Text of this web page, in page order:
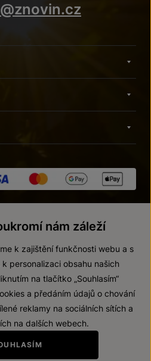
ZNOJMO, a. s.
o přístupnosti
nápojů osobám mladším 18 let.
nám záleží
k zajištění funkčnosti webu a s
k personalizaci obsahu našich
na tlačítko „Souhlasím“
a předáním údajů o chování
reklamy na sociálních sítích a
na dalších webech.